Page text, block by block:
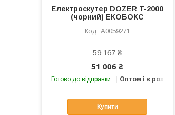
Електроcкутер DOZER T-2000
(чорний) ЕКОБОКС
А0059271
59 167 ₴
51 006 ₴
Готово до відправки Оптом і в роздріб
Купити